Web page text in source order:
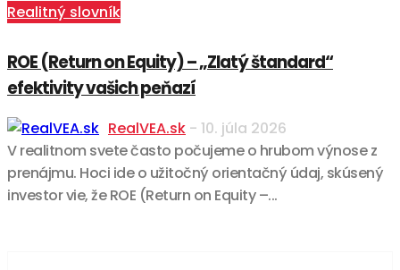
Realitný slovník
ROE (Return on Equity) – „Zlatý štandard“
efektivity vašich peňazí
RealVEA.sk - 10. júla 2026
V realitnom svete často počujeme o hrubom výnose z
prenájmu. Hoci ide o užitočný orientačný údaj, skúsený
investor vie, že ROE (Return on Equity –...